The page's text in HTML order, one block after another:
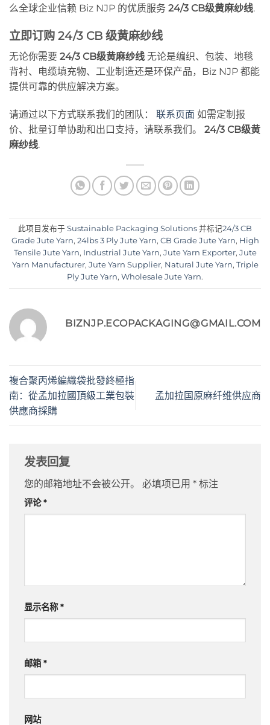
么全球企业信赖 Biz NJP 的优质服务 24/3 CB级黄麻纱线.
立即订购 24/3 CB 级黄麻纱线
无论你需要 24/3 CB级黄麻纱线 无论是编织、包装、地毯
背衬、电缆填充物、工业制造还是环保产品，Biz NJP 都能
提供可靠的供应解决方案。
请通过以下方式联系我们的团队： 联系页面 如需定制报
价、批量订单协助和出口支持，请联系我们。 24/3 CB级黄
麻纱线.
此项目发布于 Sustainable Packaging Solutions 并标记24/3 CB
Grade Jute Yarn, 24lbs 3 Ply Jute Yarn, CB Grade Jute Yarn, High
Tensile Jute Yarn, Industrial Jute Yarn, Jute Yarn Exporter, Jute
Yarn Manufacturer, Jute Yarn Supplier, Natural Jute Yarn, Triple
Ply Jute Yarn, Wholesale Jute Yarn.
BIZNJP.ECOPACKAGING@GMAIL.COM
複合聚丙烯編織袋批發終極指
南：從孟加拉國頂級工業包裝
供應商採購
孟加拉国原麻纤维供应商
发表回复
您的邮箱地址不会被公开。 必填项已用 * 标注
评论*
显示名称*
邮箱*
网站